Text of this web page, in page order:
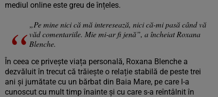
mediul online este greu de înțeles.
„Pe mine nici că mă interesează, nici că-mi pasă când vă
văd comentariile. Mie mi-ar fi jenă”, a încheiat Roxana
Blenche.
În ceea ce privește viața personală, Roxana Blenche a
dezvăluit în trecut că trăiește o relație stabilă de peste trei
ani și jumătate cu un bărbat din Baia Mare, pe care l-a
cunoscut cu mult timp înainte și cu care s-a reîntâlnit în